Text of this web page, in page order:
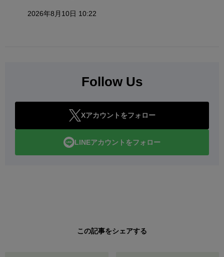
2026年8月10日 10:22
Follow Us
Xアカウントをフォロー
LINEアカウントをフォロー
この記事をシェアする